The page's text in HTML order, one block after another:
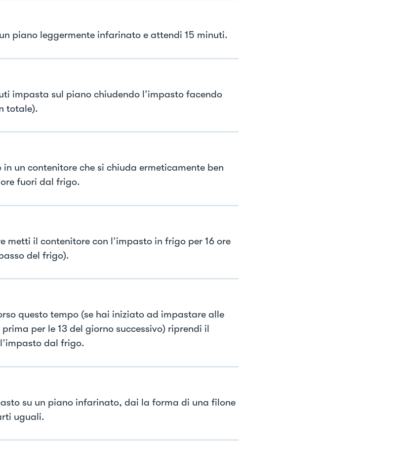
piano leggermente infarinato e attendi 15 minuti.
impasta sul piano chiudendo l’impasto facendo
totale).
in un contenitore che si chiuda ermeticamente ben
fuori dal frigo.
metti il contenitore con l’impasto in frigo per 16 ore
del frigo).
questo tempo (se hai iniziato ad impastare alle
per le 13 del giorno successivo) riprendi il
dal frigo.
su un piano infarinato, dai la forma di una filone
uguali.